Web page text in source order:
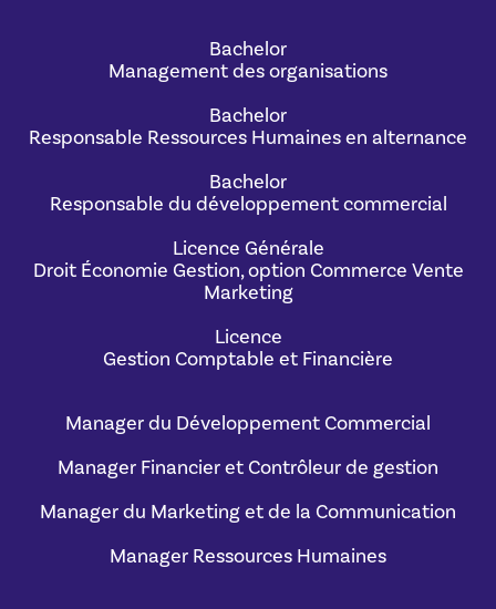
Bachelor
Management des organisations
Bachelor
Responsable Ressources Humaines en alternance
Bachelor
Responsable du développement commercial
Licence Générale
Droit Économie Gestion, option Commerce Vente
Marketing
Licence
Gestion Comptable et Financière
Manager du Développement Commercial
Manager Financier et Contrôleur de gestion
Manager du Marketing et de la Communication
Manager Ressources Humaines